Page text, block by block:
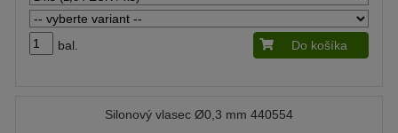
bal. Do košíka
Silonový vlasec Ø0,3 mm 440554